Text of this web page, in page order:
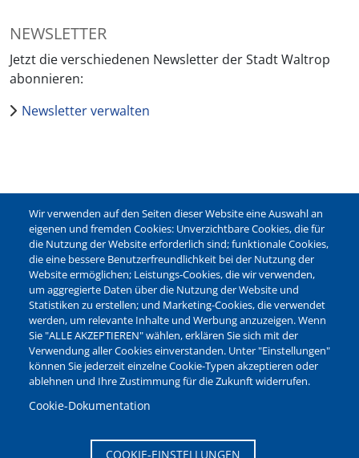
NEWSLETTER
Jetzt die verschiedenen Newsletter der Stadt Waltrop
abonnieren:
Newsletter verwalten
Seitenanfang
Wir verwenden auf den Seiten dieser Website eine Auswahl an
eigenen und fremden Cookies: Unverzichtbare Cookies, die für
die Nutzung der Website erforderlich sind; funktionale Cookies,
die eine bessere Benutzerfreundlichkeit bei der Nutzung der
Website ermöglichen; Leistungs-Cookies, die wir verwenden,
um aggregierte Daten über die Nutzung der Website und
Statistiken zu erstellen; und Marketing-Cookies, die verwendet
werden, um relevante Inhalte und Werbung anzuzeigen. Wenn
Sie "ALLE AKZEPTIEREN" wählen, erklären Sie sich mit der
Verwendung aller Cookies einverstanden. Unter "Einstellungen"
können Sie jederzeit einzelne Cookie-Typen akzeptieren oder
ablehnen und Ihre Zustimmung für die Zukunft widerrufen.
Cookie-Dokumentation
COOKIE-EINSTELLUNGEN